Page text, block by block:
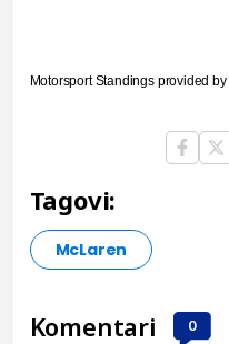
Motorsport Standings provided by
Tagovi:
McLaren
Komentari 0